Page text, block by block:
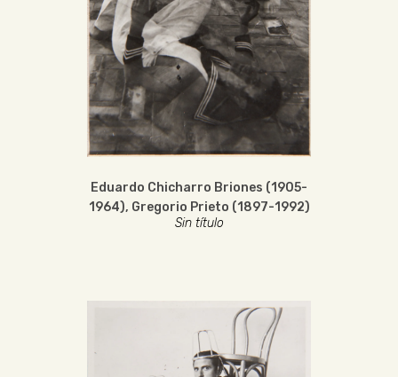
Eduardo Chicharro Briones (1905-
1964), Gregorio Prieto (1897-1992)
Sin título